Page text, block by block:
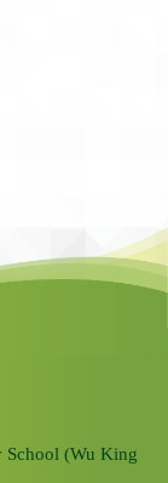
School (Wu King